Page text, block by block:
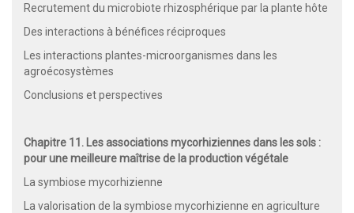
Recrutement du microbiote rhizosphérique par la plante hôte
Des interactions à bénéfices réciproques
Les interactions plantes-microorganismes dans les
agroécosystèmes
Conclusions et perspectives
Chapitre 11. Les associations mycorhiziennes dans les sols :
pour une meilleure maîtrise de la production végétale
La symbiose mycorhizienne
La valorisation de la symbiose mycorhizienne en agriculture